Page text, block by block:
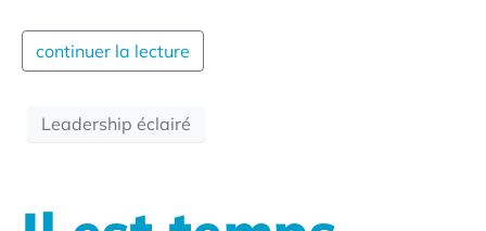
continuer la lecture
Leadership éclairé